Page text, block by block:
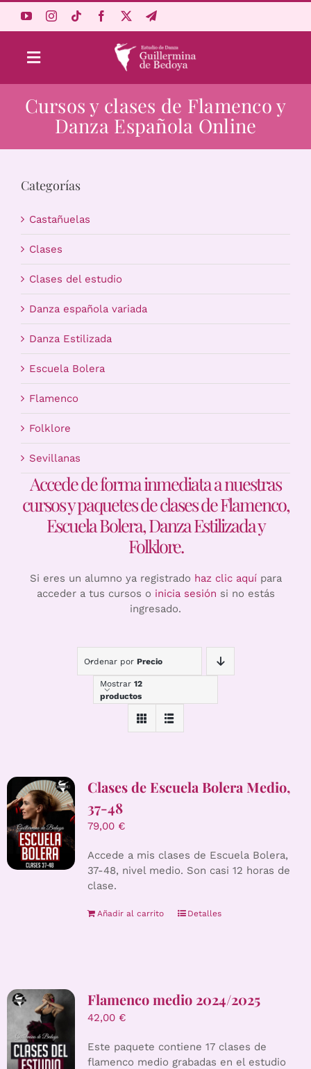
Toggle
Navigation
Aprende Online
Estudio
Carrito
Cursos y clases de Flamenco y
Danza Española Online
Categorías
Castañuelas
Clases
Clases del estudio
Danza española variada
Danza Estilizada
Escuela Bolera
Flamenco
Folklore
Sevillanas
Accede de forma inmediata a nuestras
cursos y paquetes de clases de Flamenco,
Escuela Bolera, Danza Estilizada y
Folklore.
Si eres un alumno ya registrado haz clic aquípara
acceder a tus cursos o inicia sesión si no estás
ingresado.
Ordenar por Precio
Mostrar 12
productos
Clases de Escuela Bolera Medio,
37-48
79,00 €
Accede a mis clases de Escuela Bolera,
37-48, nivel medio. Son casi 12 horas de
clase.
Añadir al carrito Detalles
Flamenco medio 2024/2025
42,00 €
Este paquete contiene 17 clases de
flamenco medio grabadas en el estudio